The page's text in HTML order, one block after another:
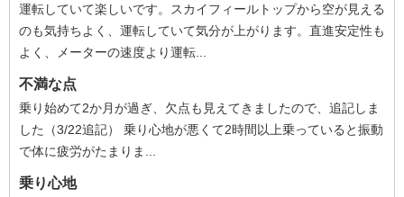
運転していて楽しいです。スカイフィールトップから空が見える
のも気持ちよく、運転していて気分が上がります。直進安定性も
よく、メーターの速度より運転...
不満な点
乗り始めて2か月が過ぎ、欠点も見えてきましたので、追記しま
した（3/22追記） 乗り心地が悪くて2時間以上乗っていると振動
で体に疲労がたまりま...
乗り心地